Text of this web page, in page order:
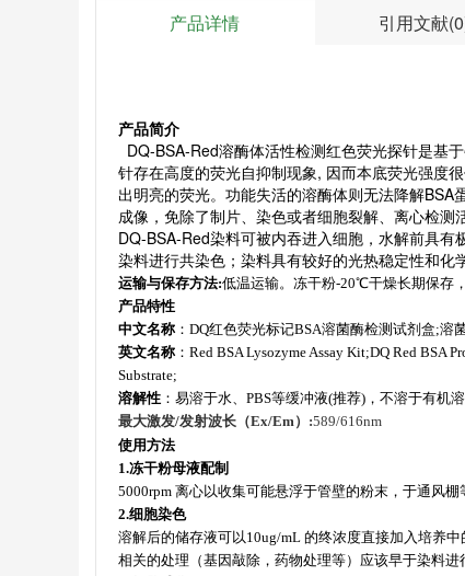
产品详情 引用文献
产品简介
DQ-BSA-Red溶酶体活性检测红色荧光探针是基
针存在高度的荧光自抑制现象, 因而本底荧光强度
出明亮的荧光。功能失活的溶酶体则无法降解
成像，免除了制片、染色或者细胞裂解、离心检测
DQ-BSA-Red染料可被内吞进入细胞，水解前具
染料进行共染色；染料具有较好的光热稳定性和化
运输与保存方法:低温运输。冻干粉-20℃干燥长期保存，
产品特性
中文名称 ： DQ红色荧光标记BSA溶菌酶检测试剂盒;溶
英文名称 ： Red BSA Lysozyme Assay Kit;DQ Red BSA
Substrate;
溶解性 ：易溶于水、 PBS等缓冲液(推荐)，不溶于有机
最大激发/发射波长（Ex/Em）:589/616nm
使用方法
1.冻干粉母液配制
5000rpm 离心以收集可能悬浮于管壁的粉末，于通风
2.细胞染色
溶解后的储存液可以10ug/mL 的终浓度直接加入培养
相关的处理（基因敲除，药物处理等）应该早于染料